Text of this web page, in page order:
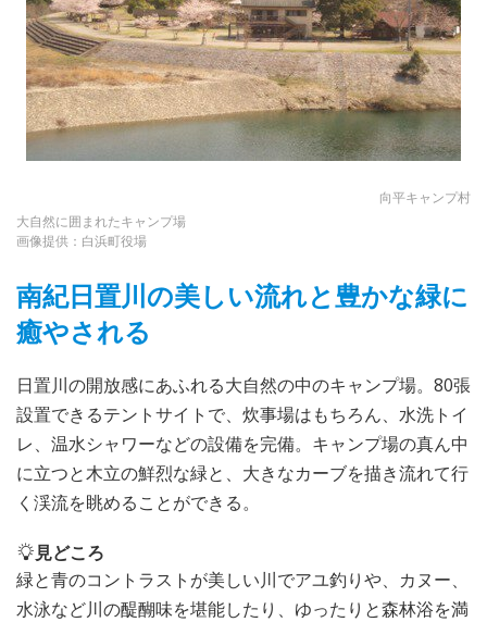
向平キャンプ村
大自然に囲まれたキャンプ場
画像提供：白浜町役場
南紀日置川の美しい流れと豊かな緑に
癒やされる
日置川の開放感にあふれる大自然の中のキャンプ場。80張
設置できるテントサイトで、炊事場はもちろん、水洗トイ
レ、温水シャワーなどの設備を完備。キャンプ場の真ん中
に立つと木立の鮮烈な緑と、大きなカーブを描き流れて行
く渓流を眺めることができる。
見どころ
緑と青のコントラストが美しい川でアユ釣りや、カヌー、
水泳など川の醍醐味を堪能したり、ゆったりと森林浴を満